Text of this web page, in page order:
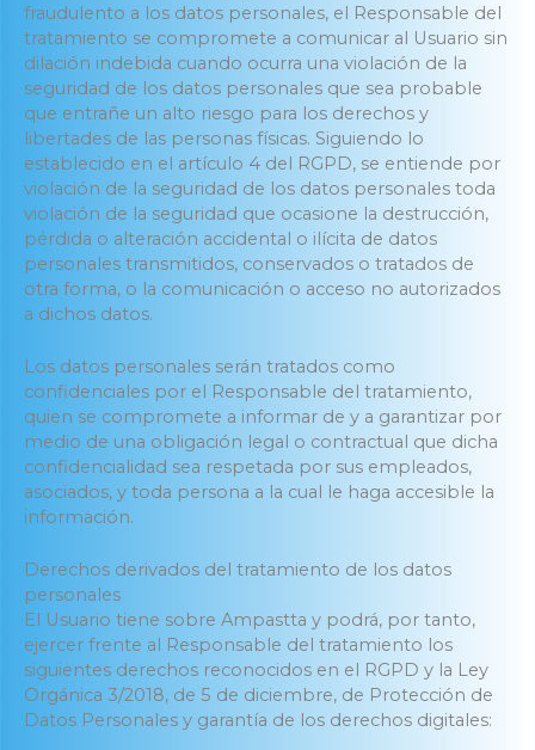
fraudulento a los datos personales, el Responsable del
tratamiento se compromete a comunicar al Usuario sin
dilación indebida cuando ocurra una violación de la
seguridad de los datos personales que sea probable
que entrañe un alto riesgo para los derechos y
libertades de las personas físicas. Siguiendo lo
establecido en el artículo 4 del RGPD, se entiende por
violación de la seguridad de los datos personales toda
violación de la seguridad que ocasione la destrucción,
pérdida o alteración accidental o ilícita de datos
personales transmitidos, conservados o tratados de
otra forma, o la comunicación o acceso no autorizados
a dichos datos.
Los datos personales serán tratados como
confidenciales por el Responsable del tratamiento,
quien se compromete a informar de y a garantizar por
medio de una obligación legal o contractual que dicha
confidencialidad sea respetada por sus empleados,
asociados, y toda persona a la cual le haga accesible la
información.
Derechos derivados del tratamiento de los datos
personales
El Usuario tiene sobre Ampastta y podrá, por tanto,
ejercer frente al Responsable del tratamiento los
siguientes derechos reconocidos en el RGPD y la Ley
Orgánica 3/2018, de 5 de diciembre, de Protección de
Datos Personales y garantía de los derechos digitales: